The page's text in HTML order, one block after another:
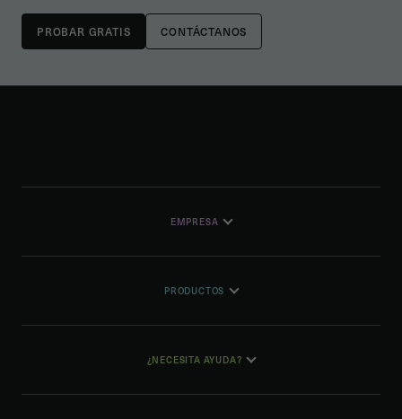
CONTÁCTANOS
EMPRESA
PRODUCTOS
¿NECESITA AYUDA?